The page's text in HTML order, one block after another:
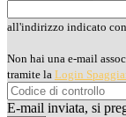
all'indirizzo indicato
Non hai una e-mail
tramite la Login
E-mail inviata, si